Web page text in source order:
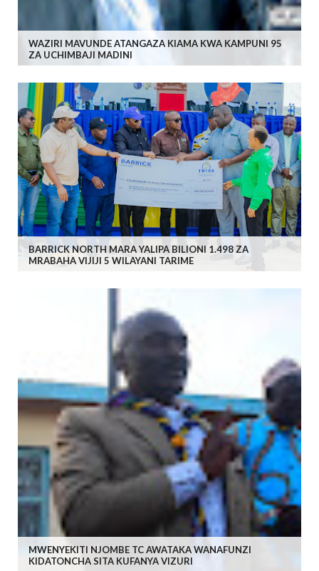
WAZIRI MAVUNDE ATANGAZA KIAMA KWA KAMPUNI 95
ZA UCHIMBAJI MADINI
BARRICK NORTH MARA YALIPA BILIONI 1.498 ZA
MRABAHA VIJIJI 5 WILAYANI TARIME
MWENYEKITI NJOMBE TC AWATAKA WANAFUNZI
KIDATONCHA SITA KUFANYA VIZURI